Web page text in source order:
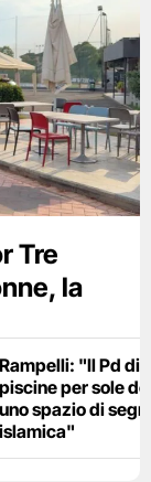
Tre
la
Rampelli: "Il Pd
piscine per sole
uno spazio di
islamica"